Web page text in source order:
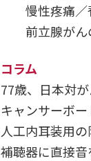
慢性疼痛
前立腺が
コラム
77歳、日本対
キャンサーボ
人工内耳装用
補聴器に直接